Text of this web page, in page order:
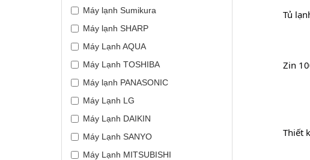
Máy lạnh Sumikura
Máy lạnh SHARP
Máy Lạnh AQUA
Máy Lạnh TOSHIBA
Máy lạnh PANASONIC
Máy Lạnh LG
Máy Lạnh DAIKIN
Máy Lạnh SANYO
Máy Lạnh MITSUBISHI
Tủ
Zin
Thiết